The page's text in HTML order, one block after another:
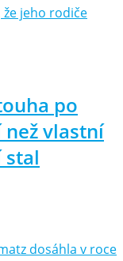
jeho rodiče
po
vlastní
stal
dosáhla v roce